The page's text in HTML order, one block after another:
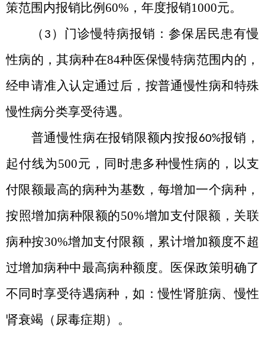
策范围内报销比例 60% ，年度报销1000元。
（ 3 ）门诊慢特病报销：参保居民患有慢
性病的，其病种在84种医保慢特病范围内的，
经申请准入认定通过后，按普通慢性病和特殊
慢性病分类享受待遇。
普通慢性病在报销限额内按报60%报销，
起付线为500元，同时患多种慢性病的，以支
付限额最高的病种为基数，每增加一个病种，
按照增加病种限额的50%增加支付限额，关联
病种按30%增加支付限额，累计增加额度不超
过增加病种中最高病种额度。医保政策明确了
不同时享受待遇病种，如：慢性肾脏病、慢性
肾衰竭（尿毒症期）。